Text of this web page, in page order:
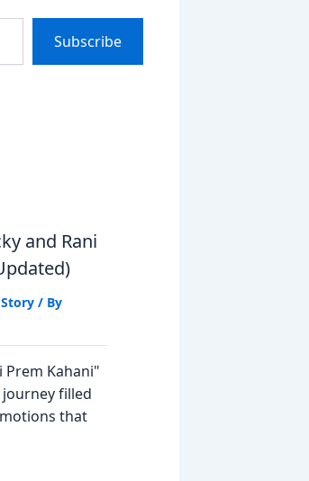
Subscribe
and Rani
/ By
Prem Kahani"
filled
that